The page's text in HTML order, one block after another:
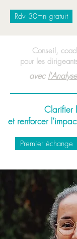
Rdv 30mn gratuit
Conseil,
pour les
avec
Clarifier
et renforcer
Premier échange